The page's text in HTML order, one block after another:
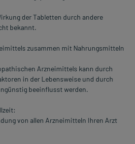
der Tabletten durch andere
bekannt.
zusammen mit Nahrungsmitteln
Arzneimittels kann durch
in der Lebensweise und durch
beeinflusst werden.
von allen Arzneimitteln Ihren Arzt